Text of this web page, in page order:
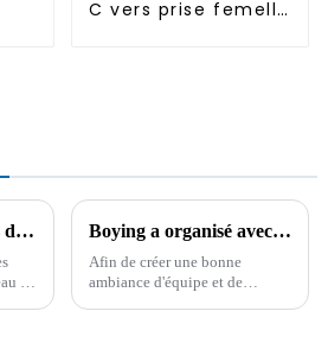
C vers prise femelle
Quel câble est le plus durable ? Il est important de connaître à l'avance les connaissances d'un professionnel !
et
Boying a organisé avec succès un concours de connaissances sur les produits
Afin de créer une bonne
ambiance d'équipe et de